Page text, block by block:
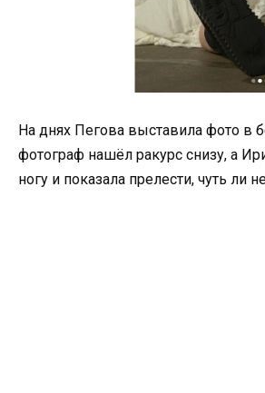
На днях Пегова выставила фото в
фотограф нашёл ракурс снизу, а
ногу и показала прелести, чуть ли